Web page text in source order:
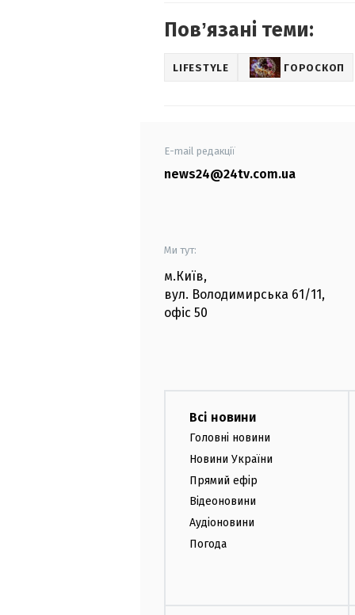
Повʼязані теми:
LIFESTYLE ГОРОСКОП
E-mail редакції
news24@24tv.com.ua
Ми тут:
м.Київ,
вул. Володимирська 61/11,
офіс 50
Всі новини
Головні новини
Новини України
Прямий ефір
Відеоновини
Аудіоновини
Погода